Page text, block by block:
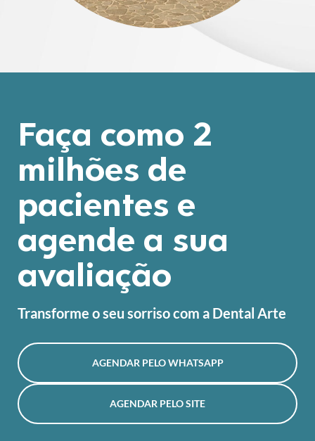
Faça como 2
milhões de
pacientes e
agende a sua
avaliação
Transforme o seu sorriso com a Dental Arte
AGENDAR PELO WHATSAPP
AGENDAR PELO SITE